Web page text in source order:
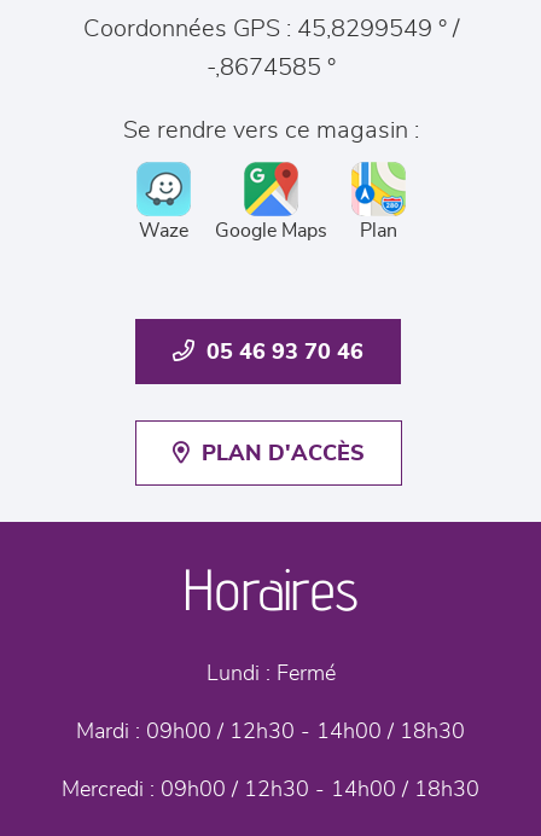
Coordonnées GPS : 45,8299549 ° /
-,8674585 °
Se rendre vers ce magasin :
Waze Google Maps Plan
05 46 93 70 46
PLAN D'ACCÈS
Horaires
Lundi : Fermé
Mardi : 09h00 / 12h30 - 14h00 / 18h30
Mercredi : 09h00 / 12h30 - 14h00 / 18h30